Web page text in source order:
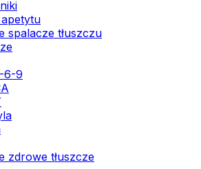
spalacze tłuszczu
6-9
zdrowe tłuszcze